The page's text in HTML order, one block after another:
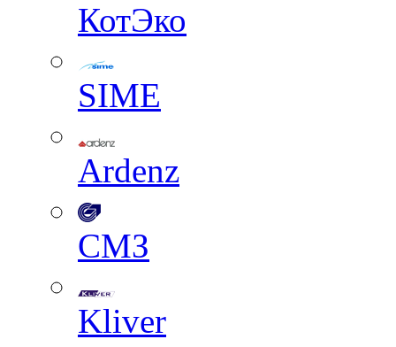
КотЭко
SIME
Ardenz
СМЗ
Kliver